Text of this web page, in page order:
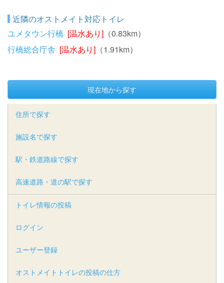
近隣のオストメイト対応トイレ
ユメタウン行橋 [温水あり] （0.83km）
行橋総合庁舎 [温水あり] （1.91km）
現在地から探す
住所で探す
施設名で探す
駅・鉄道路線で探す
高速道路・道の駅で探す
トイレ情報の投稿
ログイン
ユーザー登録
オストメイトトイレの投稿の仕方